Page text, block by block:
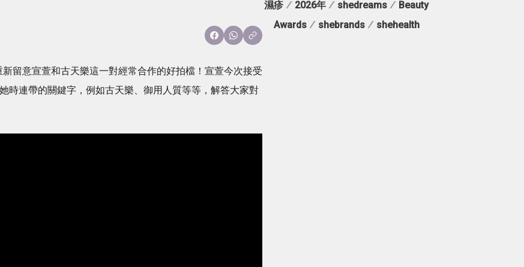
留意宣萱和古天樂這一對經常合作的好拍檔！宣萱今次接受
時連帶的關鍵字，例如古天樂、御用人質等等，解答大家對
濕疹 / 2026年 / shedreams / Beauty
Awards/ shebrands/ shehealth